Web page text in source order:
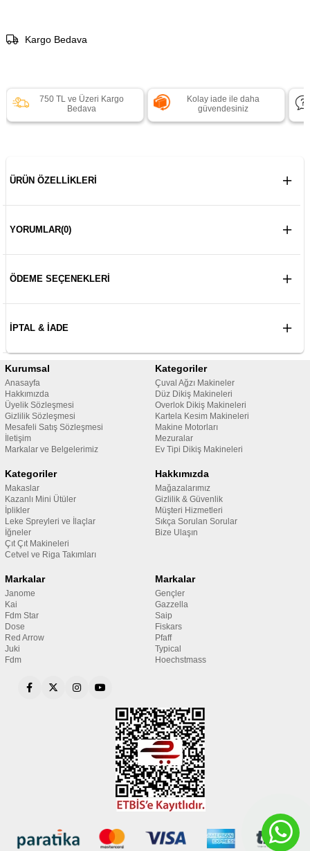
Kargo Bedava
750 TL ve Üzeri Kargo
Bedava
Kolay iade ile daha
güvendesiniz
ÜRÜN ÖZELLIKLERI
YORUMLAR(0)
ÖDEME SEÇENEKLERI
İPTAL & İADE
Kurumsal
Anasayfa
Hakkımızda
Üyelik Sözleşmesi
Gizlilik Sözleşmesi
Mesafeli Satış Sözleşmesi
İletişim
Markalar ve Belgelerimiz
Kategoriler
Çuval Ağzı Makineler
Düz Dikiş Makineleri
Overlok Dikiş Makineleri
Kartela Kesim Makineleri
Makine Motorları
Mezuralar
Ev Tipi Dikiş Makineleri
Kategoriler
Makaslar
Kazanlı Mini Ütüler
İplikler
Leke Spreyleri ve İlaçlar
İğneler
Çıt Çıt Makineleri
Cetvel ve Riga Takımları
Hakkımızda
Mağazalarımız
Gizlilik & Güvenlik
Müşteri Hizmetleri
Sıkça Sorulan Sorular
Bize Ulaşın
Markalar
Janome
Kai
Fdm Star
Dose
Red Arrow
Juki
Fdm
Markalar
Gençler
Gazzella
Saip
Fiskars
Pfaff
Typical
Hoechstmass